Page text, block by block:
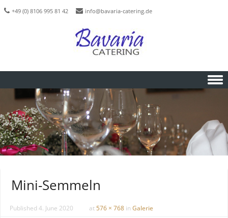
+49 (0) 8106 995 81 42 info@bavaria-catering.de
Skip to content
Mini-Semmeln
Published 4. June 2020 at576 × 768 in Galerie